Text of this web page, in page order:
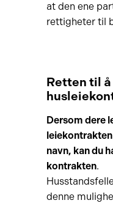
at den ene
rettigheter til
Retten til
Dersom dere
navn, kan du
kontrakten.
denne